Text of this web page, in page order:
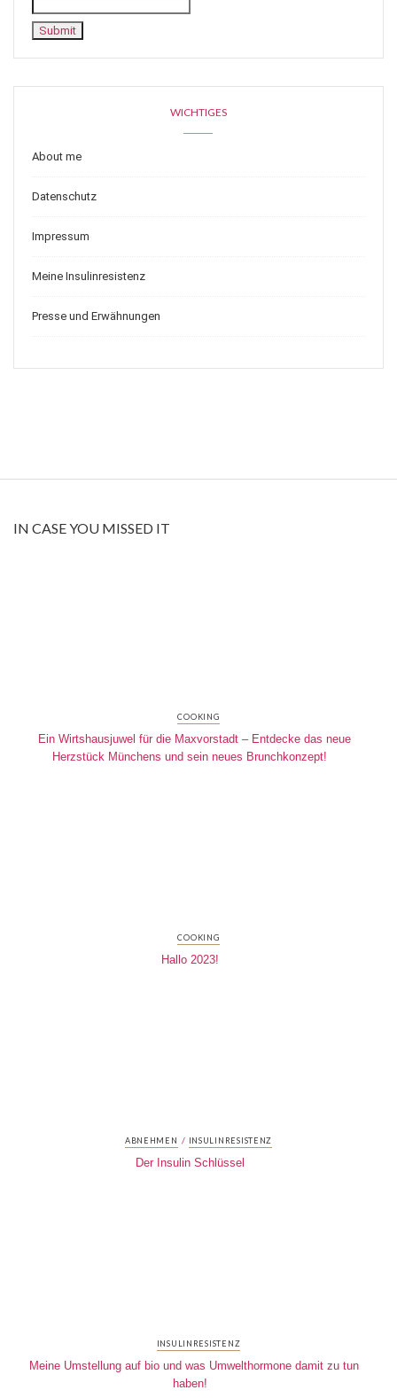
WICHTIGES
About me
Datenschutz
Impressum
Meine Insulinresistenz
Presse und Erwähnungen
IN CASE YOU MISSED IT
COOKING
Ein Wirtshausjuwel für die Maxvorstadt – Entdecke das neue
Herzstück Münchens und sein neues Brunchkonzept!
COOKING
Hallo 2023!
ABNEHMEN / INSULINRESISTENZ
Der Insulin Schlüssel
INSULINRESISTENZ
Meine Umstellung auf bio und was Umwelthormone damit zu tun
haben!